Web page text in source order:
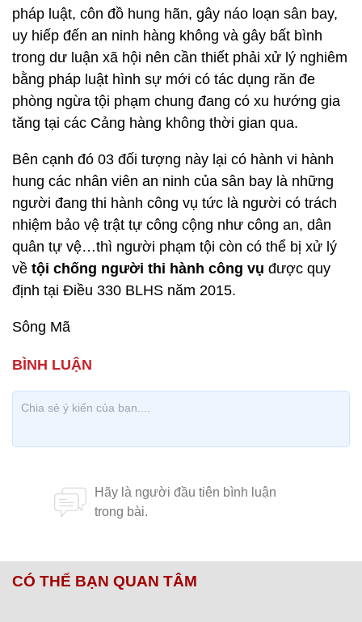
pháp luật, côn đồ hung hãn, gây náo loạn sân bay,
uy hiếp đến an ninh hàng không và gây bất bình
trong dư luận xã hội nên cần thiết phải xử lý nghiêm
bằng pháp luật hình sự mới có tác dụng răn đe
phòng ngừa tội phạm chung đang có xu hướng gia
tăng tại các Cảng hàng không thời gian qua.
Bên cạnh đó 03 đối tượng này lại có hành vi hành
hung các nhân viên an ninh của sân bay là những
người đang thi hành công vụ tức là người có trách
nhiệm bảo vệ trật tự công cộng như công an, dân
quân tự vệ…thì người phạm tội còn có thể bị xử lý
về tội chống người thi hành công vụ được quy
định tại Điều 330 BLHS năm 2015.
Sông Mã
CÓ THỂ BẠN QUAN TÂM